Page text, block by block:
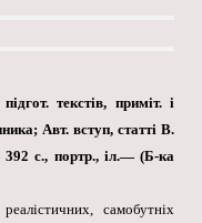
текстів, приміт. і
Авт. вступ, статті В.
с., портр., іл.— (Б-ка
самобутніх